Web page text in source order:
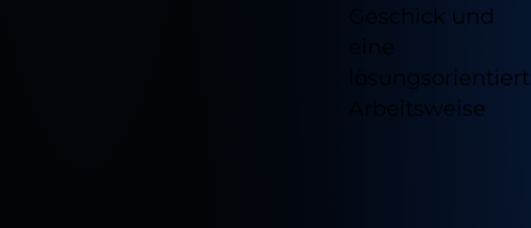
Geschick und
eine
Arbeitsweise